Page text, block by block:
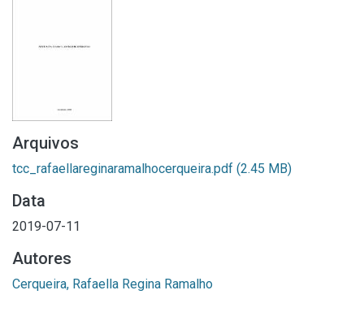
Arquivos
tcc_rafaellareginaramalhocerqueira.pdf (2.45 MB)
Data
2019-07-11
Autores
Cerqueira, Rafaella Regina Ramalho